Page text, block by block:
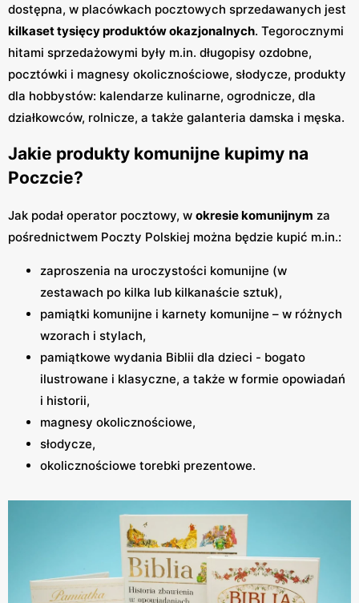
dostępna, w placówkach pocztowych sprzedawanych jest
kilkaset tysięcy produktów okazjonalnych. Tegorocznymi
hitami sprzedażowymi były m.in. długopisy ozdobne,
pocztówki i magnesy okolicznościowe, słodycze, produkty
dla hobbystów: kalendarze kulinarne, ogrodnicze, dla
działkowców, rolnicze, a także galanteria damska i męska.
Jakie produkty komunijne kupimy na
Poczcie?
Jak podał operator pocztowy, w okresie komunijnym za
pośrednictwem Poczty Polskiej można będzie kupić m.in.:
zaproszenia na uroczystości komunijne (w
zestawach po kilka lub kilkanaście sztuk),
pamiątki komunijne i karnety komunijne – w różnych
wzorach i stylach,
pamiątkowe wydania Biblii dla dzieci - bogato
ilustrowane i klasyczne, a także w formie opowiadań
i historii,
magnesy okolicznościowe,
słodycze,
okolicznościowe torebki prezentowe.